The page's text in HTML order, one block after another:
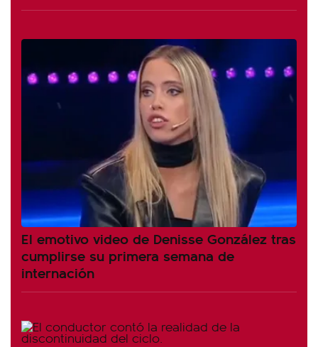
El emotivo video de Denisse González tras
cumplirse su primera semana de
internación